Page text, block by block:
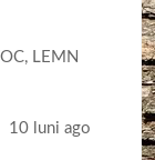
, LEMN
10 luni ago